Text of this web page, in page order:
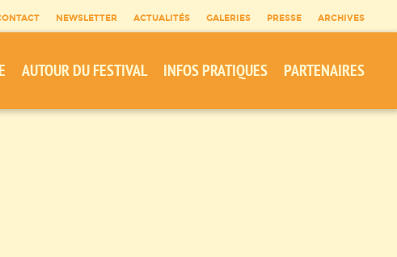
NEWSLETTER ACTUALITÉS GALERIES PRESSE ARCHIVES
AUTOUR DU FESTIVAL INFOS PRATIQUES PARTENAIRES